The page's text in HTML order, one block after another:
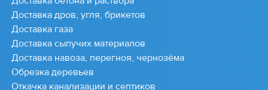
Доставка дров, угля, брикетов
Доставка газа
Доставка сыпучих материалов
Доставка навоза, перегноя, чернозёма
Обрезка деревьев
Откачка канализации и септиков